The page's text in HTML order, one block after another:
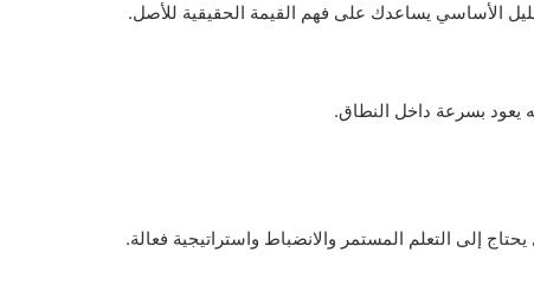
الأساسي يساعدك على فهم القيمة الحقيقية للأصل.
يعود بسرعة داخل النطاق.
إلى التعلم المستمر والانضباط واستراتيجية فعالة.